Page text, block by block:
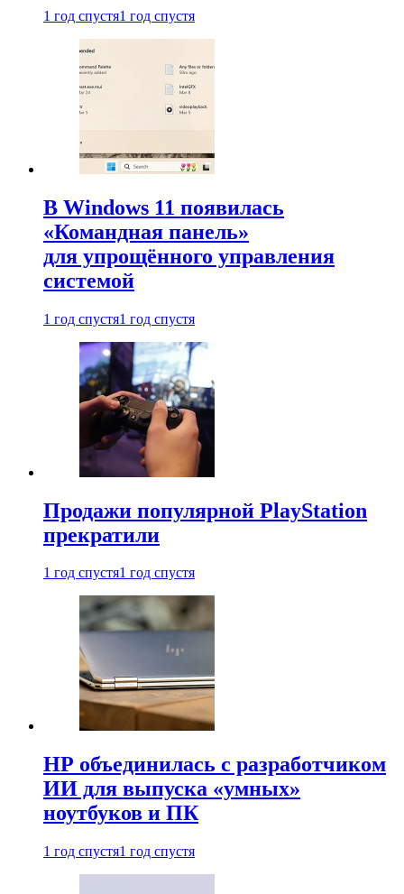
1 год спустя1 год спустя
В Windows 11 появилась
«Командная панель»
для упрощённого управления
системой
1 год спустя1 год спустя
Продажи популярной PlayStation
прекратили
1 год спустя1 год спустя
HP объединилась с разработчиком
ИИ для выпуска «умных»
ноутбуков и ПК
1 год спустя1 год спустя